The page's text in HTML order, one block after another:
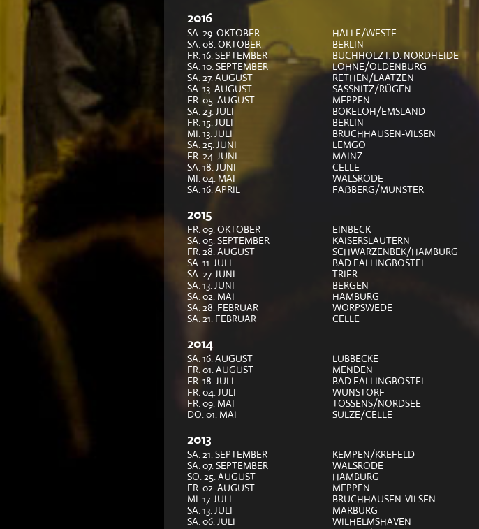
2016
SA. 29. OKTOBER HALLE/WESTF.
SA. 08. OKTOBER
BERLIN
FR. 16. SEPTEMBER
BUCHHOLZ I. D. NORDHEIDE
SA. 10. SEPTEMBER
LOHNE/OLDENBURG
SA. 27. AUGUST
RETHEN/LAATZEN
SA. 13. AUGUST
SASSNITZ/RÜGEN
FR. 05. AUGUST
MEPPEN
SA. 23. JULI
BOKELOH/EMSLAND
FR. 15. JULI
BERLIN
MI. 13. JULI
BRUCHHAUSEN-VILSEN
SA. 25. JUNI
LEMGO
FR. 24. JUNI
MAINZ
SA. 18. JUNI
CELLE
MI. 04. MAI
WALSRODE
SA. 16. APRIL
FAẞBERG/MUNSTER
2015
FR. 09. OKTOBER EINBECK
SA. 05. SEPTEMBER
KAISERSLAUTERN
FR. 28. AUGUST
SCHWARZENBEK/HAMBURG
SA. 11. JULI
BAD FALLINGBOSTEL
SA. 27. JUNI
TRIER
SA. 13. JUNI
BERGEN
SA. 02. MAI
HAMBURG
SA. 28. FEBRUAR
WORPSWEDE
SA. 21. FEBRUAR
CELLE
2014
SA. 16. AUGUST LÜBBECKE
FR. 01. AUGUST
MENDEN
FR. 18. JULI
BAD FALLINGBOSTEL
FR. 04. JULI
WUNSTORF
FR. 09. MAI
TOSSENS/NORDSEE
DO. 01. MAI
SÜLZE/CELLE
2013
SA. 21. SEPTEMBER KEMPEN/KREFELD
SA. 07. SEPTEMBER
WALSRODE
SO. 25. AUGUST
HAMBURG
FR. 02. AUGUST
MEPPEN
MI. 17. JULI
BRUCHHAUSEN-VILSEN
SA. 13. JULI
MARBURG
SA. 06. JULI
WILHELMSHAVEN